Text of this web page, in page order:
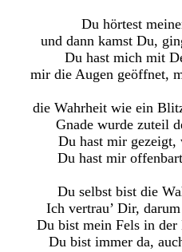
Du hörtest
und dann kamst Du,
Du hast mich mit
mir die Augen geöffnet,
die Wahrheit wie ein
Gnade wurde zuteil
Du hast mir
Du hast mir
Du selbst bist die
Ich vertrau’ Dir,
Du bist mein Fels in der
Du bist immer da,